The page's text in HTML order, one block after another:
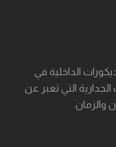
الداخلية في
التي تعبر عن
والزمان.